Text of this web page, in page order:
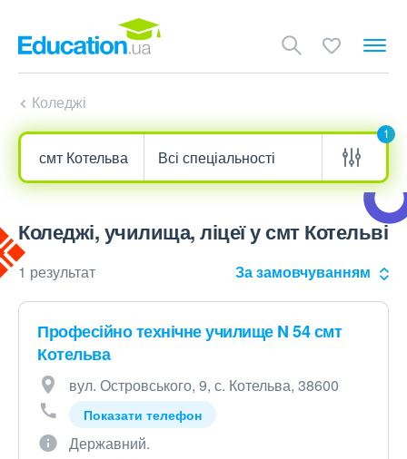
Коледжі
1
Коледжі, училища, ліцеї у смт Котельві
1 результат За замовчуванням
Професійно технічне училище N 54 смт
Котельва
вул. Островського, 9, с. Котельва, 38600
Показати телефон
Державний.